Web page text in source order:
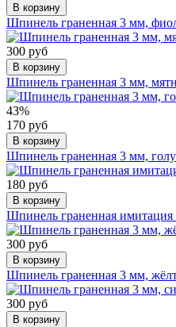
В корзину
Шпинель граненная 3 мм,
300 руб
В корзину
Шпинель граненная 3 мм,
43%
170 руб
В корзину
Шпинель граненная 3 мм,
180 руб
В корзину
Шпинель граненная имитация
300 руб
В корзину
Шпинель граненная 3 мм,
300 руб
В корзину